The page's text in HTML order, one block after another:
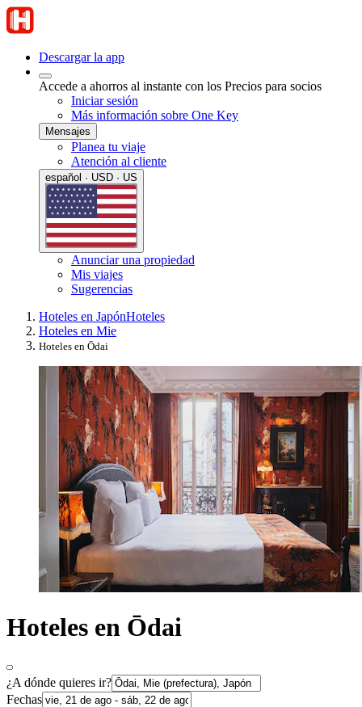
Descargar la app
Accede a ahorros al instante con los Precios para socios
Iniciar sesión
Más información sobre One Key
Mensajes
Planea tu viaje
Atención al cliente
español · USD · US
Anunciar una propiedad
Mis viajes
Sugerencias
Hoteles en JapónHoteles
Hoteles en Mie
Hoteles en Ōdai
Hoteles en Ōdai
¿A dónde quieres ir?
Fechas